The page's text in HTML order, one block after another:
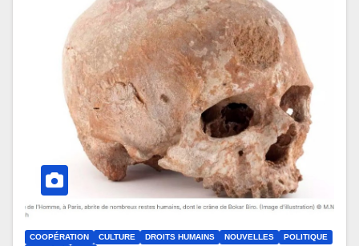
COOPÉRATION CULTURE DROITS HUMAINS NOUVELLES
POLITIQUE